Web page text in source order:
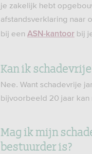
je zakelijk hebt
afstandsverklaring naar
bij een ASN-kantoor bij
Kan ik
Nee. Want schadevrije
bijvoorbeeld 20 jaar kan
Mag ik mijn
bestuurder is?